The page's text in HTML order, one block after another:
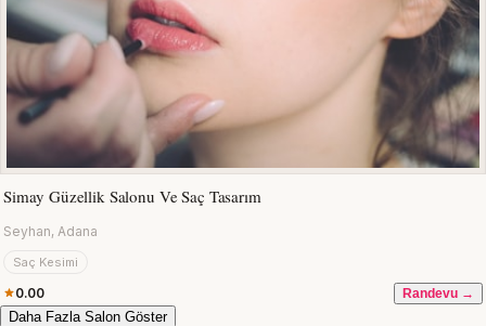
Simay Güzellik Salonu Ve Saç Tasarım
Seyhan, Adana
Saç Kesimi
0.00 Randevu →
Daha Fazla Salon Göster